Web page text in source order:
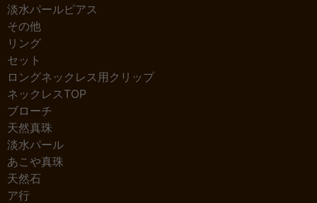
淡水パールピアス
その他
リング
セット
ロングネックレス用クリップ
ネックレスTOP
ブローチ
天然真珠
淡水パール
あこや真珠
天然石
ア行